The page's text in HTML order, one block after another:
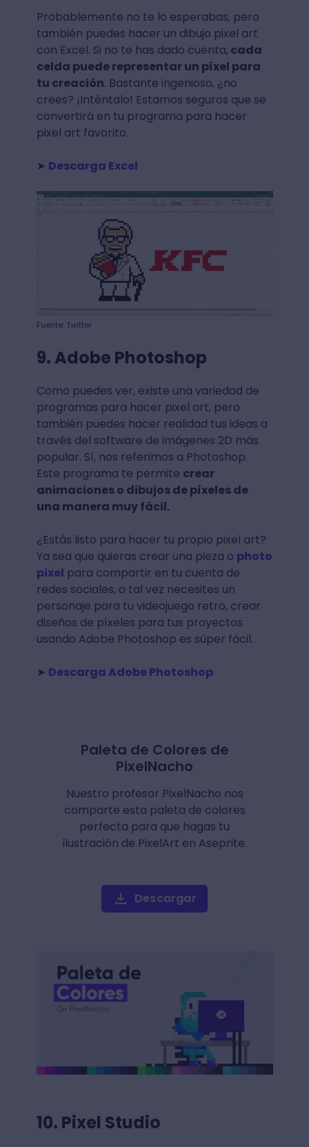
Probablemente no te lo esperabas, pero
también puedes hacer un dibujo pixel art
con Excel. Si no te has dado cuenta, cada
celda puede representar un píxel para
tu creación. Bastante ingenioso, ¿no
crees? ¡Inténtalo! Estamos seguros que se
convertirá en tu programa para hacer
pixel art favorito.
➤ Descarga Excel
Fuente: Twitter
9. Adobe Photoshop
Como puedes ver, existe una variedad de
programas para hacer pixel art, pero
también puedes hacer realidad tus ideas a
través del software de imágenes 2D más
popular. Sí, nos referimos a Photoshop.
Este programa te permite crear
animaciones o dibujos de píxeles de
una manera muy fácil.
¿Estás listo para hacer tu propio pixel art?
Ya sea que quieras crear una pieza o photo
pixel para compartir en tu cuenta de
redes sociales, o tal vez necesites un
personaje para tu videojuego retro, crear
diseños de píxeles para tus proyectos
usando Adobe Photoshop es súper fácil.
➤ Descarga Adobe Photoshop
Paleta de Colores de
PixelNacho
Nuestro profesor PixelNacho nos
comparte esta paleta de colores
perfecta para que hagas tu
ilustración de PixelArt en Aseprite.
Descargar
10. Pixel Studio